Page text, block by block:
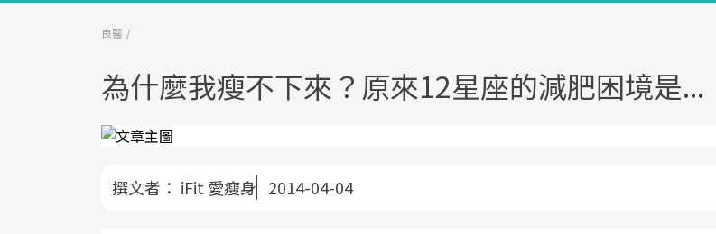
良醫
為什麼我瘦不下來？原來12星座的減肥困境是...
撰文者： iFit 愛瘦身 2014-04-04